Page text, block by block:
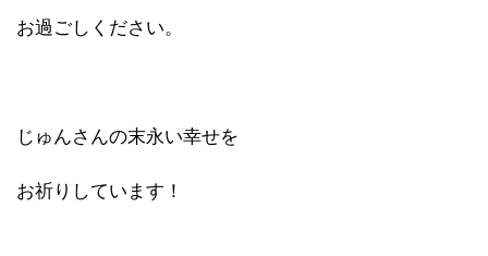
お過ごしください。
じゅんさんの末永い幸せを
お祈りしています！